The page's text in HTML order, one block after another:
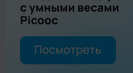
уникальным эскизам и
процессе сборки. Каждая
отличается от других
Сложить изображение
в форме листьев,